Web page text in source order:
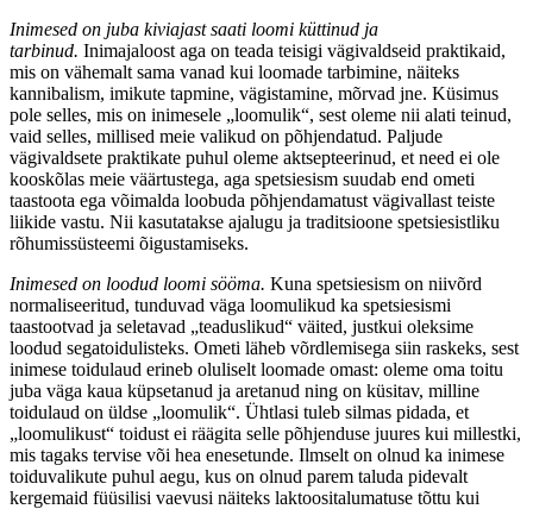
Inimesed on juba kiviajast saati loomi küttinud ja
tarbinud. Inimajaloost aga on teada teisigi vägivaldseid praktikaid,
mis on vähemalt sama vanad kui loomade tarbimine, näiteks
kannibalism, imikute tapmine, vägistamine, mõrvad jne. Küsimus
pole selles, mis on inimesele „loomulik“, sest oleme nii alati teinud,
vaid selles, millised meie valikud on põhjendatud. Paljude
vägivaldsete praktikate puhul oleme aktsepteerinud, et need ei ole
kooskõlas meie väärtustega, aga spetsiesism suudab end ometi
taastoota ega võimalda loobuda põhjendamatust vägivallast teiste
liikide vastu. Nii kasutatakse ajalugu ja traditsioone spetsiesistliku
rõhumissüsteemi õigustamiseks.
Inimesed on loodud loomi sööma. Kuna spetsiesism on niivõrd
normaliseeritud, tunduvad väga loomulikud ka spetsiesismi
taastootvad ja seletavad „teaduslikud“ väited, justkui oleksime
loodud segatoidulisteks. Ometi läheb võrdlemisega siin raskeks, sest
inimese toidulaud erineb oluliselt loomade omast: oleme oma toitu
juba väga kaua küpsetanud ja aretanud ning on küsitav, milline
toidulaud on üldse „loomulik“. Ühtlasi tuleb silmas pidada, et
„loomulikust“ toidust ei räägita selle põhjenduse juures kui millestki,
mis tagaks tervise või hea enesetunde. Ilmselt on olnud ka inimese
toiduvalikute puhul aegu, kus on olnud parem taluda pidevalt
kergemaid füüsilisi vaevusi näiteks laktoositalumatuse tõttu kui